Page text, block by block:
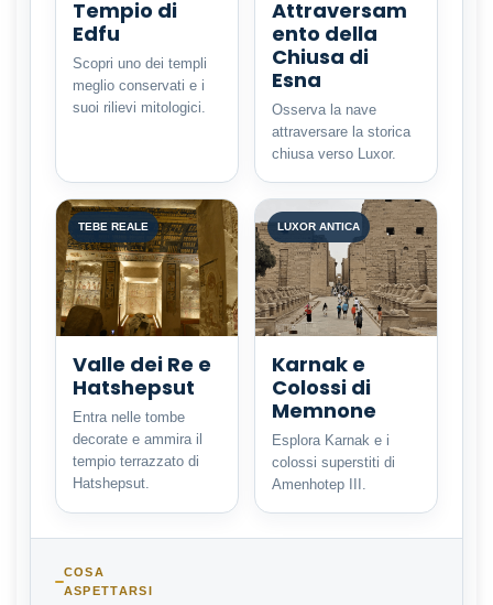
Tempio di
Edfu
Scopri uno dei templi
meglio conservati e i
suoi rilievi mitologici.
Attraversam
ento della
Chiusa di
Esna
Osserva la nave
attraversare la storica
chiusa verso Luxor.
TEBE REALE
Valle dei Re e
Hatshepsut
Entra nelle tombe
decorate e ammira il
tempio terrazzato di
Hatshepsut.
LUXOR ANTICA
Karnak e
Colossi di
Memnone
Esplora Karnak e i
colossi superstiti di
Amenhotep III.
COSA
ASPETTARSI